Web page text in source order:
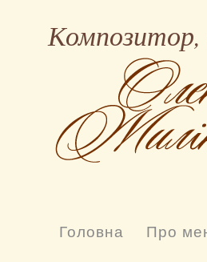
Композитор,
Головна Про